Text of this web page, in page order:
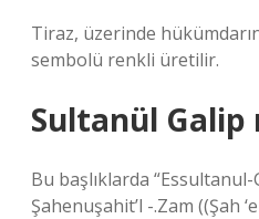
Tiraz, üzerinde
sembolü renkli üretilir.
Sultanül Galip
Bu başlıklarda
Şahenuşahit’l -.Zam ((Şah